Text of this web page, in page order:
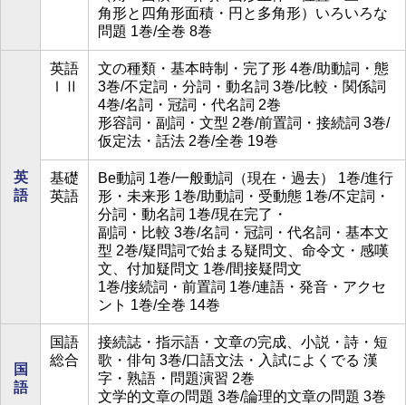
角形と四角形面積・円と多角形）いろいろな
問題 1巻/全巻 8巻
英
語
英語
ⅠⅡ
文の種類・基本時制・完了形 4巻/助動詞・態
3巻/不定詞・分詞・動名詞 3巻/比較・関係詞
4巻/名詞・冠詞・代名詞 2巻
形容詞・副詞・文型 2巻/前置詞・接続詞 3巻/
仮定法・話法 2巻/全巻 19巻
基礎
英語
Be動詞 1巻/一般動詞（現在・過去） 1巻/進行
形・未来形 1巻/助動詞・受動態 1巻/不定詞・
分詞・動名詞 1巻/現在完了・
副詞・比較 3巻/名詞・冠詞・代名詞・基本文
型 2巻/疑問詞で始まる疑問文、命令文・感嘆
文、付加疑問文 1巻/間接疑問文
1巻/接続詞・前置詞 1巻/連語・発音・アクセ
ント 1巻/全巻 14巻
国
語
国語
総合
接続誌・指示語・文章の完成、小説・詩・短
歌・俳句 3巻/口語文法・入試によくでる 漢
字・熟語・問題演習 2巻
文学的文章の問題 3巻/論理的文章の問題 3巻